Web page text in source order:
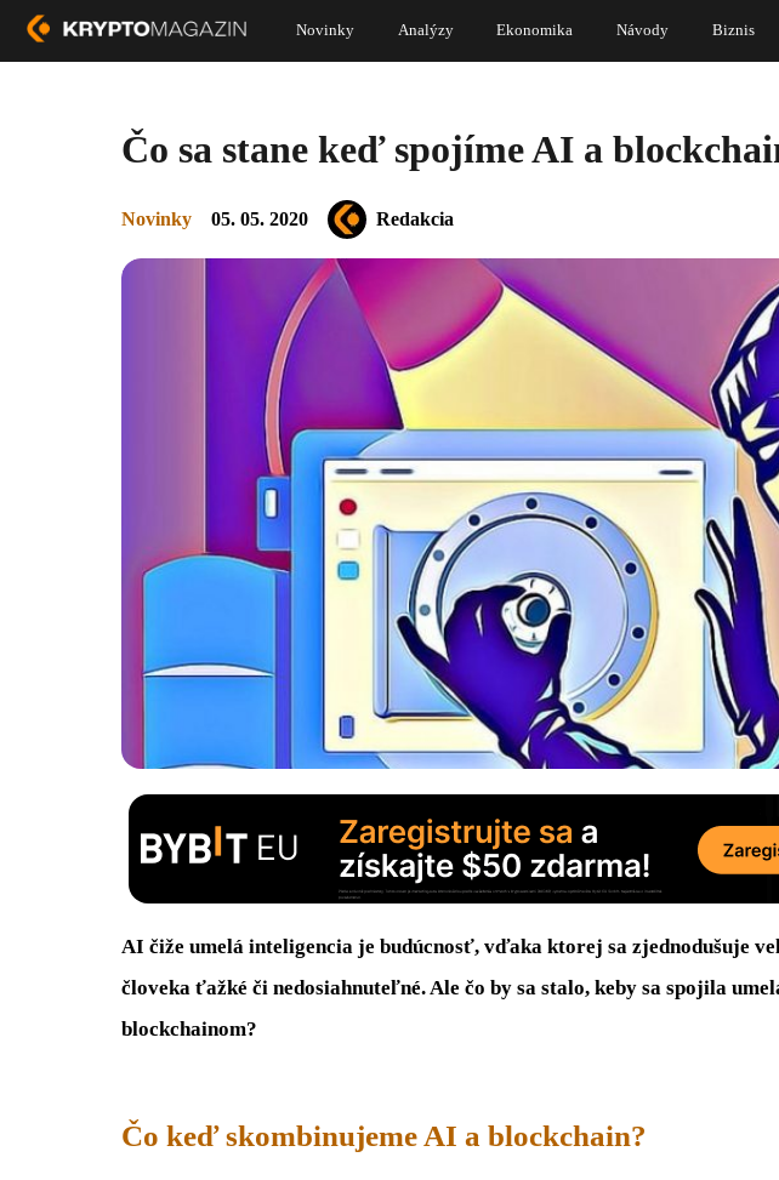
Novinky Analýzy Ekonomika Návody Biznis
Čo sa stane keď spojíme AI a
Novinky 05. 05. 2020 Redakcia
AI čiže umelá inteligencia je budúcnosť, vďaka ktorej sa zjednodušuje
človeka ťažké či nedosiahnuteľné. Ale čo by sa stalo, keby sa spojila
blockchainom?
Čo keď skombinujeme AI a blockchain?